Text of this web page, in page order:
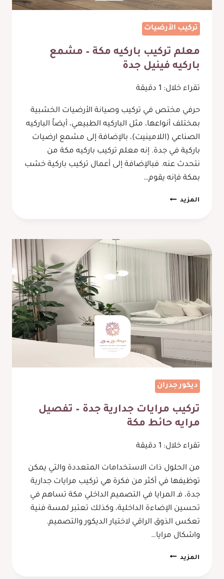
تركيب الأرضيات
معلم تركيب باركيه مكة – مشمع
باركيه فينيل جدة
تقراء خلال: دقيقة
حرفي مختص في تركيب وصيانة الأرضيات الخشبية
بمختلف أنواعها، مثل الباركيه الطبيعي، أيضاً الباركيه
الصناعي (اللامينيت)، بالإضافة إلى مشمع ارضيات
باركية في جدة. إنه معلم تركيب باركيه مكة من
نتحدث عنه. فبالإضافة إلى أعمال تركيب باركية خشب
بمكة فإنه يقوم…
المزيد معلم
–
مشمع
باركيه
فينيل
جدة
ديكور جدران
تركيب مرايات جدارية جدة – تفصيل
مرايه حائط مكة
تقراء خلال: دقيقة
من الحلول ذات الاستخدامات المتعددة والتي يمكن
توظيفها في أكثر من فكرة هي تركيب مرايات جدارية
جدة، فـ المرايا في التصميم الداخلي مكة تساهم في
تحسين الإضاءة الداخلية، وكذلك تعتبر لمسة فنية
تعكس الذوق الراقي لاختيار الديكور والتصميم.
واشكال مرايا…
المزيد تركيب